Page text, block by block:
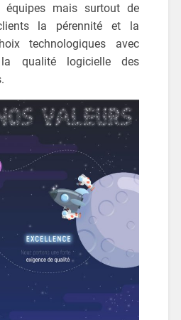
mais surtout de
la pérennité et la
technologiques avec
qualité logicielle des